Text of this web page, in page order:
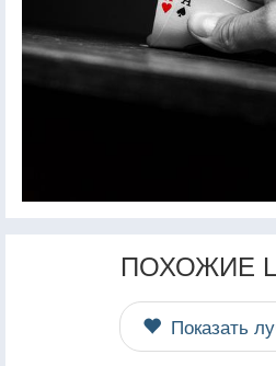
ПОХОЖИЕ
Показать